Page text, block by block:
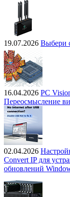
19.07.2026 Выбери
16.04.2026 PC
Переосмысление
02.04.2026
Convert IP для
обновлений